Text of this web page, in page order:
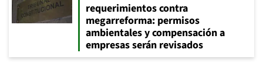
requerimientos contra
megarreforma: permisos
ambientales y compensación a
empresas serán revisados